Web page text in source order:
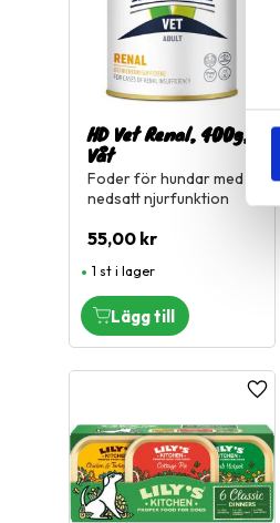
e
o
n
HD Vet Renal, 400g,
Våt
Foder för hundar med
nedsatt njurfunktion
55,00 kr
1 st i lager